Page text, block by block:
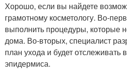
Хорошо, если вы найдете
грамотному косметологу. Во-
выполнить процедуры, которые
дома. Во-вторых, специалист
план ухода и будет отслеживать
эпидермиса.